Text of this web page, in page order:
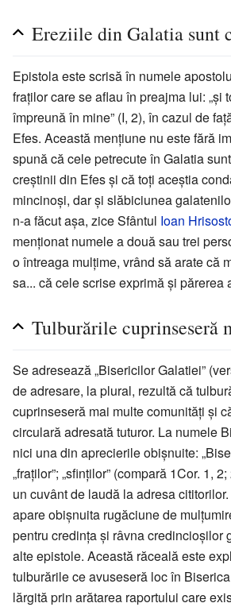
Ereziile din Galatia sunt
Epistola este scrisă în numele
fraților care se aflau în preajma lui: „și
împreună în mine” (I, 2), în cazul de
Efes. Această mențiune nu este fără
spună că cele petrecute în Galatia
creștinii din Efes și că toți aceștia
mincinoși, dar și slăbiciunea
n-a făcut așa, zice Sfântul Ioan
menționat numele a două sau trei
o întreaga mulțime, vrând să arate că
sa... că cele scrise exprimă și părerea
Tulburările cuprinseseră
Se adresează „Bisericilor Galatiei”
de adresare, la plural, rezultă că
cuprinseseră mai multe comunități și
circulară adresată tuturor. La numele
nici una din aprecierile obișnuite:
„fraților”; „sfinților” (compară 1Cor. 1,
un cuvânt de laudă la adresa
apare obișnuita rugăciune de
pentru credința și râvna credincioșilor
alte epistole. Această răceală este
tulburările ce avuseseră loc în
lărgită prin arătarea raportului care